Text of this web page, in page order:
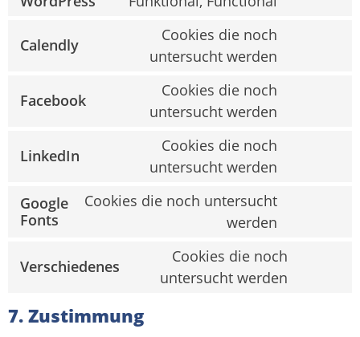
Calendly
Cookies die noch
untersucht werden
Facebook
Cookies die noch
untersucht werden
LinkedIn
Cookies die noch
untersucht werden
Google
Fonts
Cookies die noch untersucht
werden
Verschiedenes
Cookies die noch
untersucht werden
7. Zustimmung